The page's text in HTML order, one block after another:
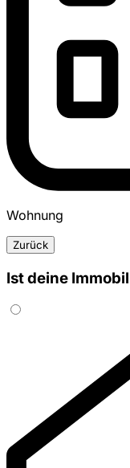
Wohnung
Zurück
Ist deine